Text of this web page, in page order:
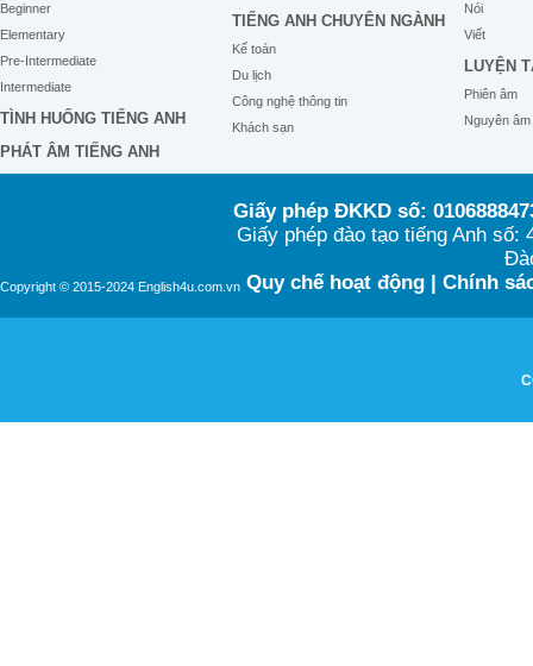
Beginner
Elementary
Pre-Intermediate
Intermediate
TÌNH HUỐNG TIẾNG ANH
PHÁT ÂM TIẾNG ANH
TIẾNG ANH CHUYÊN NGÀNH
Kế toán
Du lịch
Công nghệ thông tin
Khách sạn
Nói
Viết
LUYỆN
Phiên âm
Nguyên âm
Copyright © 2015-2024 English4u.com.vn
Giấy phép ĐKKD số:
Giấy phép đào tạo tiếng Anh
Quy chế hoạt động| Chính